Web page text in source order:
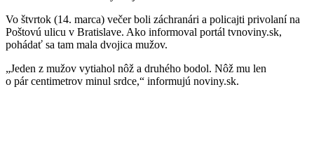
Vo štvrtok (14. marca) večer boli záchranári a policajti privolaní na
Poštovú ulicu v Bratislave. Ako informoval portál tvnoviny.sk,
pohádať sa tam mala dvojica mužov.
„Jeden z mužov vytiahol nôž a druhého bodol. Nôž mu len
o pár centimetrov minul srdce,“ informujú noviny.sk.